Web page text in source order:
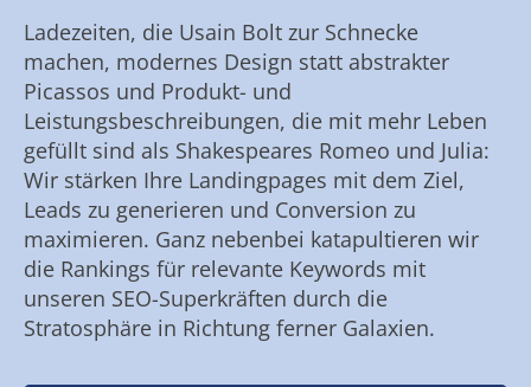
Ladezeiten, die Usain Bolt zur Schnecke
machen, modernes Design statt abstrakter
Picassos und Produkt- und
Leistungsbeschreibungen, die mit mehr Leben
gefüllt sind als Shakespeares Romeo und Julia:
Wir stärken Ihre Landingpages mit dem Ziel,
Leads zu generieren und Conversion zu
maximieren. Ganz nebenbei katapultieren wir
die Rankings für relevante Keywords mit
unseren SEO-Superkräften durch die
Stratosphäre in Richtung ferner Galaxien.